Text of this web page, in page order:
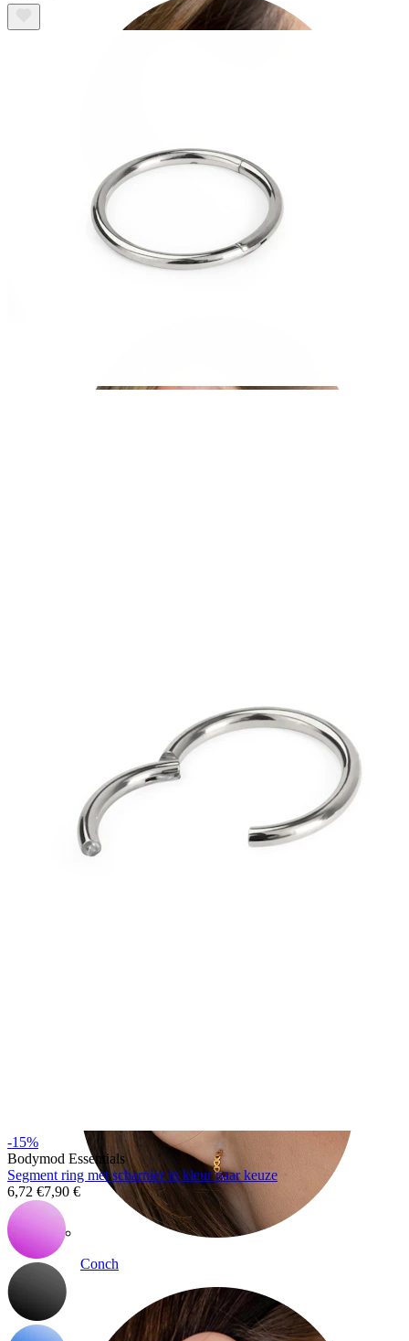
Conch
-15%
Bodymod Essentials
Segment ring met scharnier in kleur naar keuze
6,72 €7,90 €